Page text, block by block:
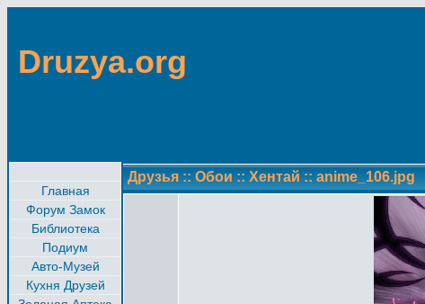
Druzya.org
Главная
Форум Замок
Библиотека
Подиум
Авто-Музей
Кухня Друзей
Друзья :: Обои :: Хентай :: anime_106.jpg